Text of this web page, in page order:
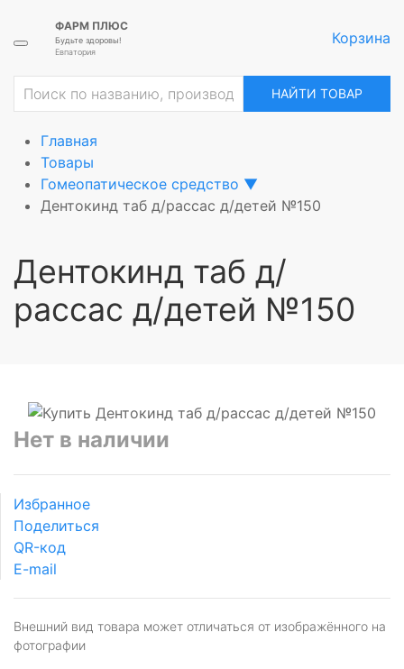
ФАРМ ПЛЮС
Будьте здоровы!
Евпатория
Корзина
НАЙТИ ТОВАР
Главная
Товары
Гомеопатическое средство ▼
Дентокинд таб д/рассас д/детей №150
Дентокинд таб д/
рассас д/детей №150
Нет в наличии
Избранное
Поделиться
QR-код
E-mail
Внешний вид товара может отличаться от изображённого на
фотографии